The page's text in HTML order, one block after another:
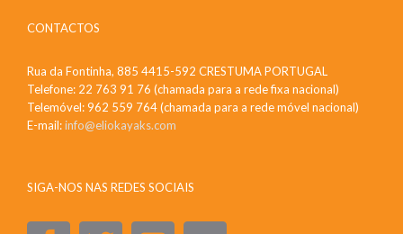
CONTACTOS
Rua da Fontinha, 885 4415-592 CRESTUMA PORTUGAL
Telefone: 22 763 91 76 (chamada para a rede fixa nacional)
Telemóvel: 962 559 764 (chamada para a rede móvel nacional)
E-mail:info@eliokayaks.com
SIGA-NOS NAS REDES SOCIAIS